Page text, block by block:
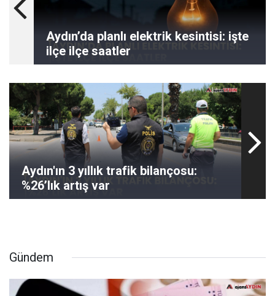
Aydın’da planlı elektrik kesintisi: işte
ilçe ilçe saatler
Aydın'ın 3 yıllık trafik bilançosu:
%26’lık artış var
Gündem